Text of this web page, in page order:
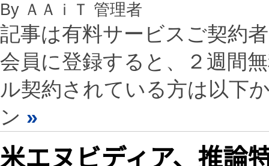
By ＡＡｉＴ 管理者
記事は有料サービスご契約
会員に登録すると、２週間
ル契約されている方は以下
ン »
米エヌビディア、推論